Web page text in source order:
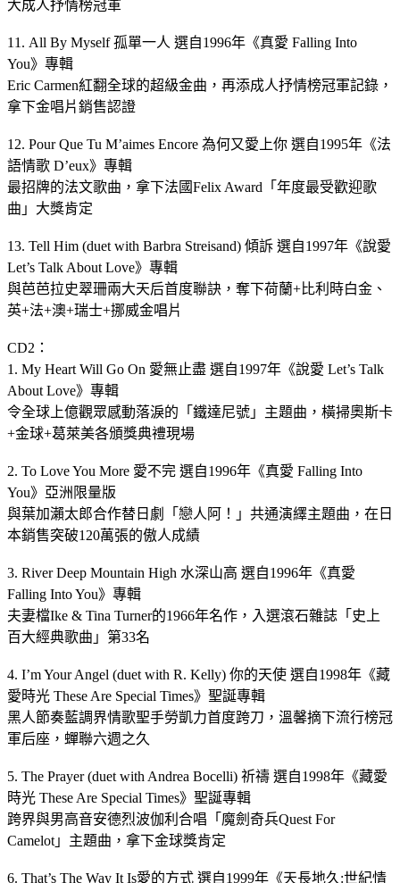
大成人抒情榜冠軍
11. All By Myself 孤單一人 選自1996年《真愛 Falling Into
You》專輯
Eric Carmen紅翻全球的超級金曲，再添成人抒情榜冠軍記錄，
拿下金唱片銷售認證
12. Pour Que Tu M’aimes Encore 為何又愛上你 選自1995年《法
語情歌 D’eux》專輯
最招牌的法文歌曲，拿下法國Felix Award「年度最受歡迎歌
曲」大獎肯定
13. Tell Him (duet with Barbra Streisand) 傾訴 選自1997年《說愛
Let’s Talk About Love》專輯
與芭芭拉史翠珊兩大天后首度聯訣，奪下荷蘭+比利時白金、
英+法+澳+瑞士+挪威金唱片
CD2：
1. My Heart Will Go On 愛無止盡 選自1997年《說愛 Let’s Talk
About Love》專輯
令全球上億觀眾感動落淚的「鐵達尼號」主題曲，橫掃奧斯卡
+金球+葛萊美各頒獎典禮現場
2. To Love You More 愛不完 選自1996年《真愛 Falling Into
You》亞洲限量版
與葉加瀨太郎合作替日劇「戀人阿！」共通演繹主題曲，在日
本銷售突破120萬張的傲人成績
3. River Deep Mountain High 水深山高 選自1996年《真愛
Falling Into You》專輯
夫妻檔Ike & Tina Turner的1966年名作，入選滾石雜誌「史上
百大經典歌曲」第33名
4. I’m Your Angel (duet with R. Kelly) 你的天使 選自1998年《藏
愛時光 These Are Special Times》聖誕專輯
黑人節奏藍調界情歌聖手勞凱力首度跨刀，溫馨摘下流行榜冠
軍后座，蟬聯六週之久
5. The Prayer (duet with Andrea Bocelli) 祈禱 選自1998年《藏愛
時光 These Are Special Times》聖誕專輯
跨界與男高音安德烈波伽利合唱「魔劍奇兵Quest For
Camelot」主題曲，拿下金球獎肯定
6. That’s The Way It Is愛的方式 選自1999年《天長地久:世紀情